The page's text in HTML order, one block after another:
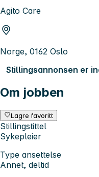
Agito Care
Norge, 0162 Oslo
Stillingsannonsen er
Om jobben
Lagre favoritt
Stillingstittel
Sykepleier
Type ansettelse
Annet, deltid